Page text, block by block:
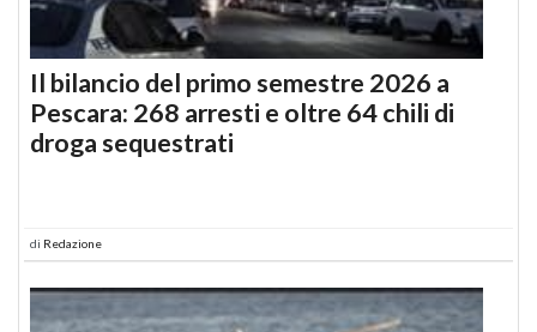
Il bilancio del primo semestre 2026 a
Pescara: 268 arresti e oltre 64 chili di
droga sequestrati
di Redazione